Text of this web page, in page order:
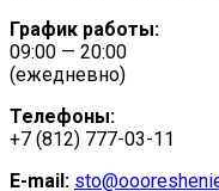
График работы:
09:00 — 20:00
(ежедневно)
Телефоны:
+7 (812) 777-03-11
E-mail: